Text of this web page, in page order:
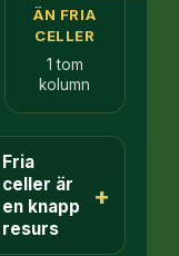
ÄN FRIA
CELLER
1 tom
kolumn
Fria
celler är
en knapp
resurs
+